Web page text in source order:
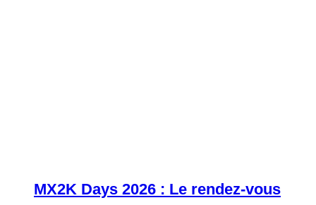
MX2K Days 2026 : Le rendez-vous